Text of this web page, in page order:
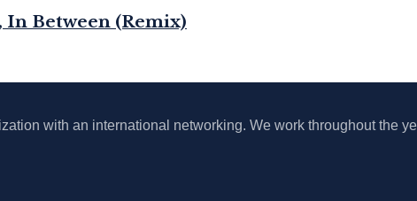
Between (Remix)
with an international networking. We work throughout the